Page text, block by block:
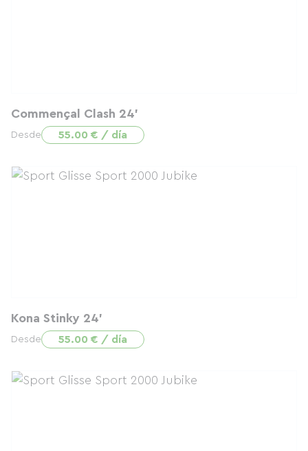
Commençal Clash 24'
Desde 55.00 € / día
Kona Stinky 24'
Desde 55.00 € / día